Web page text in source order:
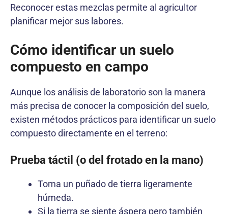
Reconocer estas mezclas permite al agricultor
planificar mejor sus labores.
Cómo identificar un suelo
compuesto en campo
Aunque los análisis de laboratorio son la manera
más precisa de conocer la composición del suelo,
existen métodos prácticos para identificar un suelo
compuesto directamente en el terreno:
Prueba táctil (o del frotado en la mano)
Toma un puñado de tierra ligeramente
húmeda.
Si la tierra se siente áspera pero también